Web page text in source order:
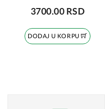
3700.00 RSD
DODAJ U KORPU